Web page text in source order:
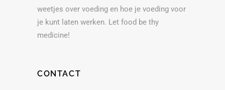
weetjes over voeding en hoe je voeding voor
je kunt laten werken. Let food be thy
medicine!
CONTACT